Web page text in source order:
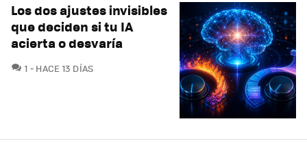
Los dos ajustes invisibles
que deciden si tu IA
acierta o desvaría
1 COMENTARIOS
HACE 13 DÍAS